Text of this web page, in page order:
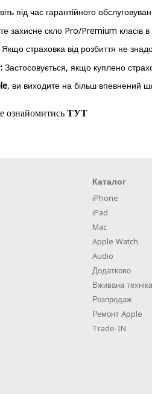
під час гарантійного
захисне скло Pro/Premium класів
Якщо страховка від розбиття не
Застосовується, якщо куплено
, ви виходите на більш впевнений
ознайомитись ТУТ
Каталог
iPhone
iPad
Mac
Apple Watch
Audio
Додатково
Вживана техніка
Розпродаж
Ремонт Apple
Trade-IN